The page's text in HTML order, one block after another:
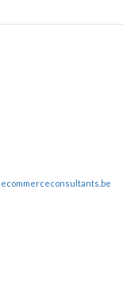
ecommerceconsultants.be